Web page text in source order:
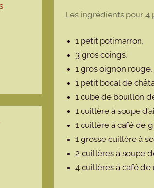
Les ingrédients pour 4
1 petit potimarron,
3 gros coings,
1 gros oignon rouge,
1 petit bocal de
1 cube de bouillon
1 cuillère à soupe
1 cuillère à café de
1 grosse cuillère à
2 cuillères à soupe
4 cuillères à café de